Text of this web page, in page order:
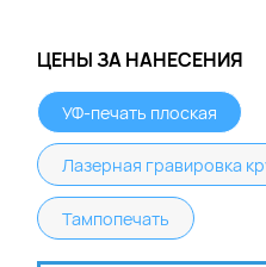
ЦЕНЫ ЗА НАНЕСЕНИЯ
УФ-печать плоская
Лазерная гравировка
Тампопечать